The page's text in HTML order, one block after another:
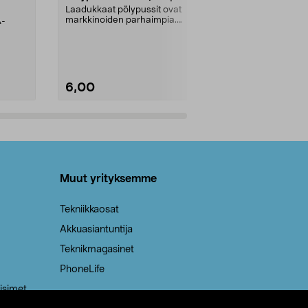
Laadukkaat pölypussit ovat
markkinoiden parhaimpia.
6,00
Muut yrityksemme
Tekniikkaosat
Akkuasiantuntija
Teknikmagasinet
PhoneLife